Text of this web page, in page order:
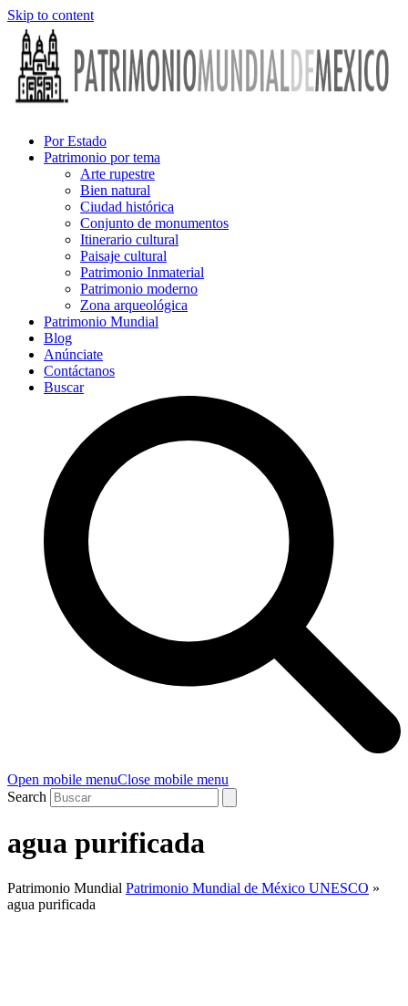
Skip to content
Por Estado
Patrimonio por tema
Arte rupestre
Bien natural
Ciudad histórica
Conjunto de monumentos
Itinerario cultural
Paisaje cultural
Patrimonio Inmaterial
Patrimonio moderno
Zona arqueológica
Patrimonio Mundial
Blog
Anúnciate
Contáctanos
Buscar
Open mobile menuClose mobile menu
Search
agua purificada
Patrimonio Mundial Patrimonio Mundial de México UNESCO »
agua purificada